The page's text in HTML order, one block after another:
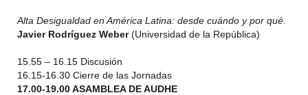
Alta Desigualdad en América Latina: desde cuándo y por qué.
Javier Rodríguez Weber(Universidad de la República)
15.55 – 16.15 Discusión
16.15-16.30 Cierre de las Jornadas
17.00-19.00 ASAMBLEA DE AUDHE